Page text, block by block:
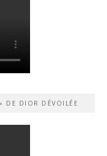
DE DIOR DÉVOILÉE